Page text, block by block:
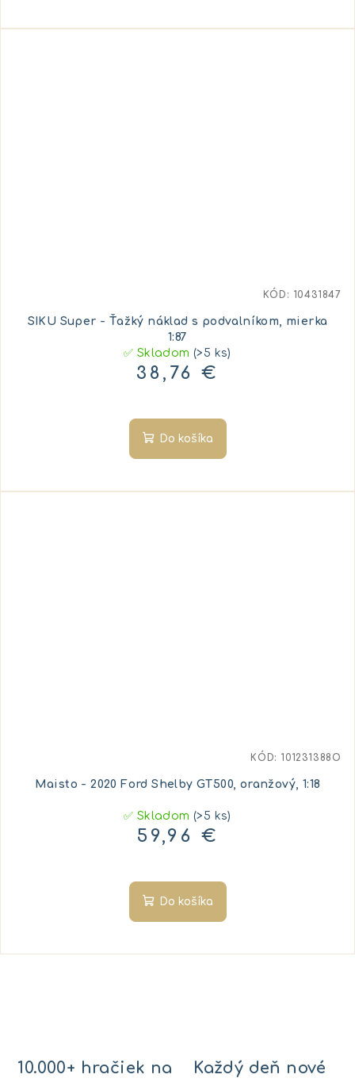
SIKU Super - Ťažký náklad s podvalníkom, mierka
1:87
✅ Skladom(>5 ks)
38,76 €
Do košíka
KÓD: 10431847
Maisto - 2020 Ford Shelby GT500, oranžový, 1:18
✅ Skladom(>5 ks)
59,96 €
Do košíka
KÓD: 101231388O
10.000+ hračiek na
Každý deň nové